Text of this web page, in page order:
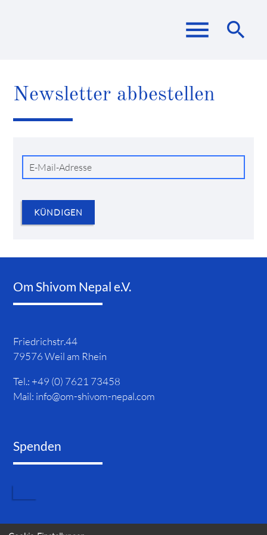
menu search
Suchbegriffe SUCHEN
Newsletter abbestellen
Mail-
Adresse
KÜNDIGEN
Om Shivom Nepal e.V.
Friedrichstr.44
79576 Weil am Rhein
Tel.: +49 (0) 7621 73458
Mail: info@om-shivom-nepal.com
Spenden